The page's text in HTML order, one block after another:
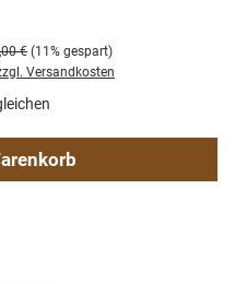
Preis:
€ (11% gespart)
Versandkosten